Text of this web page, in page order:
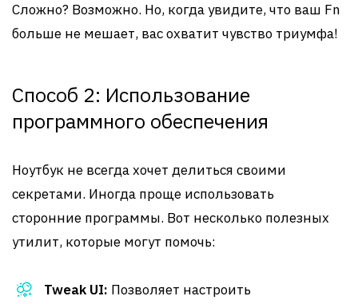
Сложно? Возможно. Но, когда увидите, что ваш Fn
больше не мешает, вас охватит чувство триумфа!
Способ 2: Использование
программного обеспечения
Ноутбук не всегда хочет делиться своими
секретами. Иногда проще использовать
сторонние программы. Вот несколько полезных
утилит, которые могут помочь:
Tweak UI: Позволяет настроить